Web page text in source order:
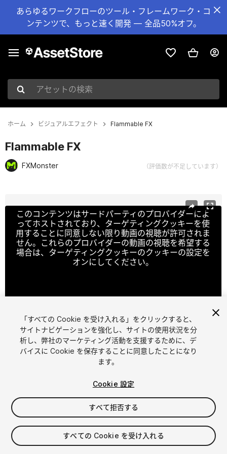
あらゆるワークフローのツール・フレームワーク・コ
ンテンツで、もっと速く開発 — 全品50%オフ。
アセットの検索
ホーム ビジュアルエフェクト Flammable FX
Flammable FX
FXMonster （評価数が不足しています）
このコンテンツはサードパーティのプロバイダーによ
ってホストされており、ターゲティングクッキーを使
用することに同意しない限り動画の視聴が許可されま
せん。これらのプロバイダーの動画の視聴を希望する
場合は、ターゲティングクッキーのクッキーの設定を
オンにしてください。
1 /2
$17.99
消費税は決済時に計算されます
「すべての Cookie を受け入れる」をクリックすると、
サイトナビゲーションを強化し、サイトの使用状況を分
析し、弊社のマーケティング活動を支援するために、デ
バイスに Cookie を保存することに同意したことになり
ます。
Cookie 設定
すべて拒否する
すべての Cookie を受け入れる